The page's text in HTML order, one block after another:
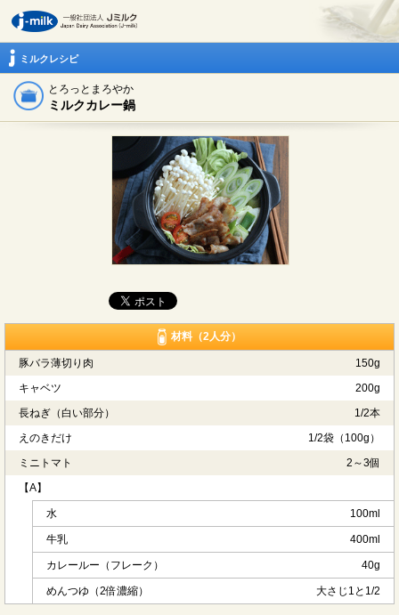
ミルクレシピ
とろっとまろやか
ミルクカレー鍋
材料（2人分）
豚バラ薄切り肉
150g
キャベツ
200g
長ねぎ（白い部分）
1/2本
えのきだけ
1/2袋（100g）
ミニトマト
2～3個
【A】
水 100ml
牛乳 400ml
カレールー（フレーク） 40g
めんつゆ（2倍濃縮） 大さじ1と1/2